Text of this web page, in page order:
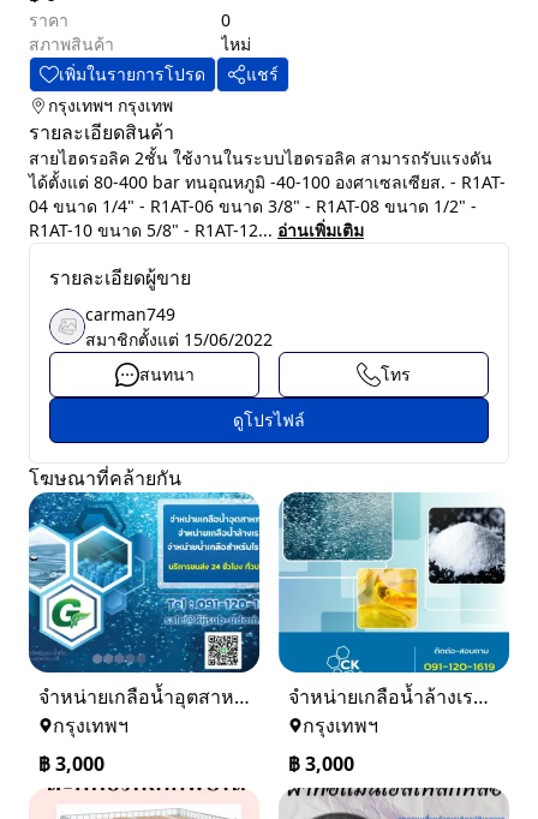
ราคา
0
สภาพสินค้า
ไหม่
เพิ่มในรายการโปรด
แชร์
กรุงเทพฯ กรุงเทพ
รายละเอียดสินค้า
สายไฮดรอลิค 2ชั้น ใช้งานในระบบไฮดรอลิค สามารถรับแรงดัน
ได้ตั้งแต่ 80-400 bar ทนอุณหภูมิ -40-100 องศาเซลเซียส. - R1AT-
04 ขนาด 1/4" - R1AT-06 ขนาด 3/8" - R1AT-08 ขนาด 1/2" -
R1AT-10 ขนาด 5/8" - R1AT-12... อ่านเพิ่มเติม
รายละเอียดผู้ขาย
carman749
สมาชิกตั้งแต่ 15/06/2022
สนทนา
โทร
ดูโปรไฟล์
โฆษณาที่คล้ายกัน
จำหน่ายเกลือน้ำอุตสาหกรรม เกลือน้ำล้างเรซิ่น
กรุงเทพฯ
฿3,000
จำหน่ายเกลือน้ำล้างเรซิ่น จำหน่ายเกลือน้ำอุตสาหกรรม
กรุงเทพฯ
฿3,000